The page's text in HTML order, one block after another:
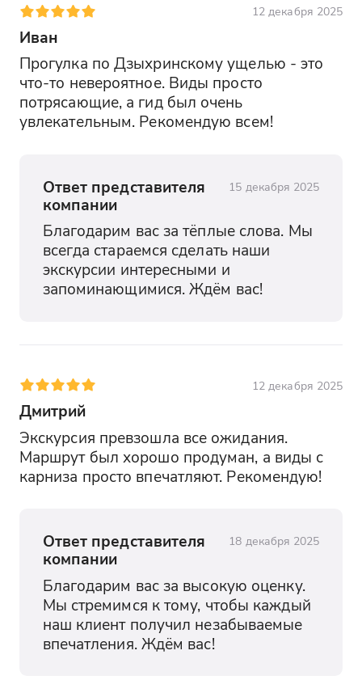
12 декабря 2025
Иван
Прогулка по Дзыхринскому ущелью - это
что-то невероятное. Виды просто
потрясающие, а гид был очень
увлекательным. Рекомендую всем!
Ответ представителя
компании
15 декабря 2025
Благодарим вас за тёплые слова. Мы
всегда стараемся сделать наши
экскурсии интересными и
запоминающимися. Ждём вас!
12 декабря 2025
Дмитрий
Экскурсия превзошла все ожидания.
Маршрут был хорошо продуман, а виды с
карниза просто впечатляют. Рекомендую!
Ответ представителя
компании
18 декабря 2025
Благодарим вас за высокую оценку.
Мы стремимся к тому, чтобы каждый
наш клиент получил незабываемые
впечатления. Ждём вас!